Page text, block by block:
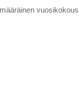
vuosikokous